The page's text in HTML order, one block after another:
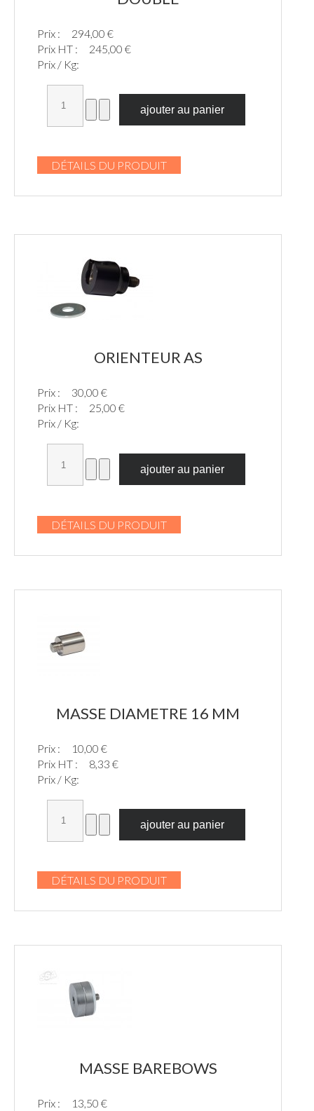
Prix :
294,00 €
Prix HT :
245,00 €
Prix / Kg:
DÉTAILS DU PRODUIT
ORIENTEUR AS
Prix :
30,00 €
Prix HT :
25,00 €
Prix / Kg:
DÉTAILS DU PRODUIT
MASSE DIAMETRE 16 MM
Prix :
10,00 €
Prix HT :
8,33 €
Prix / Kg:
DÉTAILS DU PRODUIT
MASSE BAREBOWS
Prix :
13,50 €